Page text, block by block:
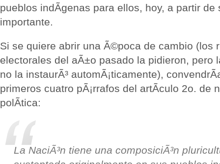
pueblos indÃ­genas para ellos, hoy, a partir de
importante.
Si se quiere abrir una Ã©poca de cambio (los
electorales del aÃ±o pasado la pidieron, pero
no la instaurÃ³ automÃ¡ticamente),
primeros cuatro pÃ¡rrafos del artÃ­culo 2o. de
polÃ­tica:
La NaciÃ³n tiene una composiciÃ³n